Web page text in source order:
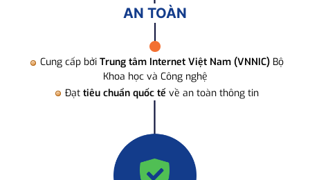
AN TOÀN
Cung cấp bởi Trung tâm Internet Việt Nam (VNNIC) Bộ
Khoa học và Công nghệ
Đạt tiêu chuẩn quốc tế về an toàn thông tin